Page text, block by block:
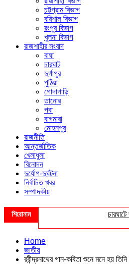
চট্টগ্রাম বিভাগ
বরিশাল বিভাগ
রংপুর বিভাগ
খুলনা বিভাগ
রাজশাহীর সংবাদ
বাঘা
চারঘাট
দুর্গাপুর
পুঠিয়া
গোদাগাড়ি
তানোর
পবা
বাগমারা
মোহনপুর
রাজনীতি
আন্তর্জাতিক
খেলাধুলা
বিনোদন
দুর্যোগ-দুর্ঘটনা
নির্বাচিত খবর
সম্পাদকীয়
শিরোনাম চারঘাটে
Home
জাতীয়
রবীন্দ্রনাথের গান-কবিতা শুনে মনে হয়